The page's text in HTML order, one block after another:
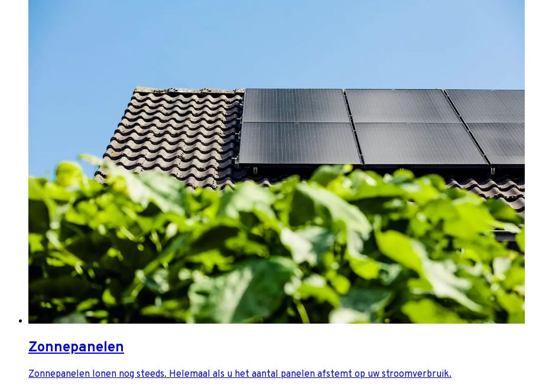
Zonnepanelen
Zonnepanelen lonen nog steeds. Helemaal als u het aantal panelen afstemt op uw stroomverbruik.